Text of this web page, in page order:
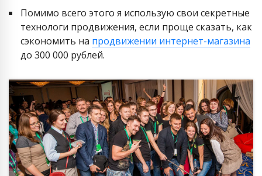
Помимо всего этого я использую свои секретные
технологи продвижения, если проще сказать, как
сэкономить на продвижении интернет-магазина
до 300 000 рублей.